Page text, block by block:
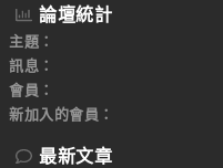
論壇統計
主題
訊息
會員
新加入的會員
最新文章